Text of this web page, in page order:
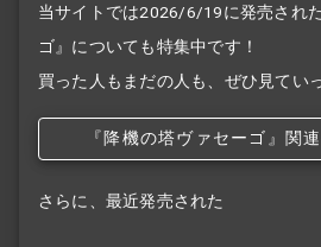
当サイトでは2026/6/19に発売され
ゴ』についても特集中です！
買った人もまだの人も、ぜひ見てい
『降機の塔ヴァセーゴ』関
さらに、最近発売された